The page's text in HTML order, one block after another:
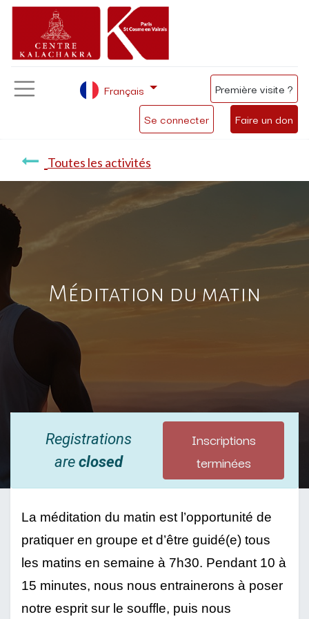
Se connecter Faire un don
Français Première visite ?
Toutes les activités
Méditation du matin
Registrations
areclosed
Inscriptions
terminées
La méditation du matin est l’opportunité de
pratiquer en groupe et d’être guidé(e) tous
les matins en semaine à 7h30. Pendant 10 à
15 minutes, nous nous entrainerons à poser
notre esprit sur le souffle, puis nous